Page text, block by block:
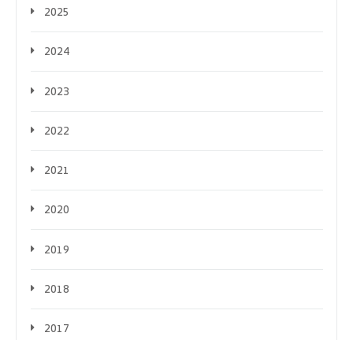
2025
2024
2023
2022
2021
2020
2019
2018
2017